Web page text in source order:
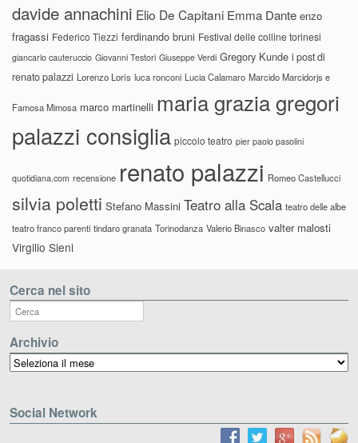
davide annachini Elio De Capitani Emma Dante enzo
fragassi Federico Tiezzi ferdinando bruni Festival delle colline torinesi
giancarlo cauteruccio Giovanni Testori Giuseppe Verdi Gregory Kunde i post di
renato palazzi Lorenzo Loris luca ronconi Lucia Calamaro Marcido Marcidorjs e
Famosa Mimosa marco martinelli maria grazia gregori
palazzi consiglia piccolo teatro pier paolo pasolini
quotidiana.com recensione renato palazzi Romeo Castellucci
silvia poletti Stefano Massini Teatro alla Scala teatro delle albe
teatro franco parenti tindaro granata Torinodanza Valerio Binasco valter malosti
Virgilio Sieni
Cerca nel sito
Archivio
Archivio
Social Network